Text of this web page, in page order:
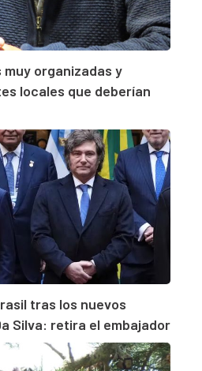
muy organizadas y
locales que deberían
tras los nuevos
Silva: retira el embajador